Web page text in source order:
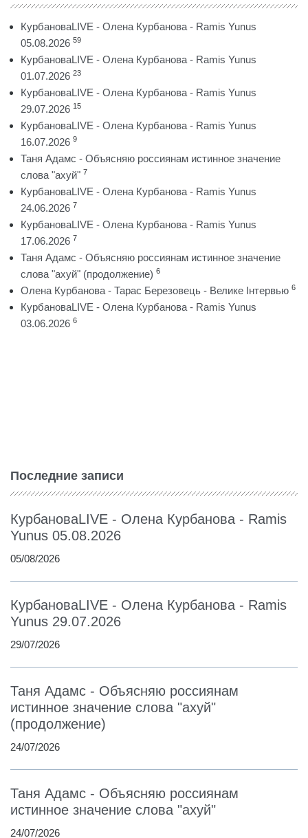
КурбановаLIVE - Олена Курбанова - Ramis Yunus
05.08.2026 59
КурбановаLIVE - Олена Курбанова - Ramis Yunus
01.07.2026 23
КурбановаLIVE - Олена Курбанова - Ramis Yunus
29.07.2026 15
КурбановаLIVE - Олена Курбанова - Ramis Yunus
16.07.2026 9
Таня Адамс - Объясняю россиянам истинное значение
слова "ахуй" 7
КурбановаLIVE - Олена Курбанова - Ramis Yunus
24.06.2026 7
КурбановаLIVE - Олена Курбанова - Ramis Yunus
17.06.2026 7
Таня Адамс - Объясняю россиянам истинное значение
слова "ахуй" (продолжение) 6
Олена Курбанова - Тарас Березовець - Велике Інтервью 6
КурбановаLIVE - Олена Курбанова - Ramis Yunus
03.06.2026 6
Последние записи
КурбановаLIVE - Олена Курбанова - Ramis
Yunus 05.08.2026
05/08/2026
КурбановаLIVE - Олена Курбанова - Ramis
Yunus 29.07.2026
29/07/2026
Таня Адамс - Объясняю россиянам
истинное значение слова "ахуй"
(продолжение)
24/07/2026
Таня Адамс - Объясняю россиянам
истинное значение слова "ахуй"
24/07/2026